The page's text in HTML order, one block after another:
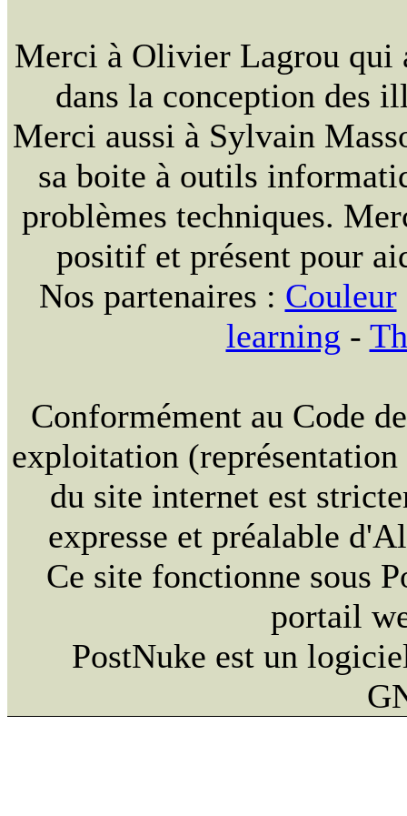
Merci à Olivier Lagrou qui
dans la conception des
Merci aussi à Sylvain
sa boite à outils
problèmes techniques.
positif et présent pour
Nos partenaires : Couleur
learning -
Conformément au Code
exploitation
du site internet est
expresse et préalable
Ce site fonctionne sous
portail
PostNuke est un